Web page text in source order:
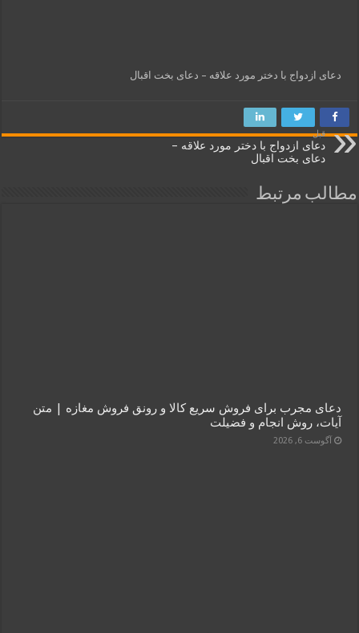
دعای ازدواج با دختر مورد علاقه – دعای بخت اقبال
قبل
دعای ازدواج با دختر مورد علاقه –
دعای بخت اقبال
مطالب مرتبط
دعای مجرب برای فروش سریع کالا و رونق فروش مغازه | متن
آیات، روش انجام و فضیلت
آگوست 6, 2026